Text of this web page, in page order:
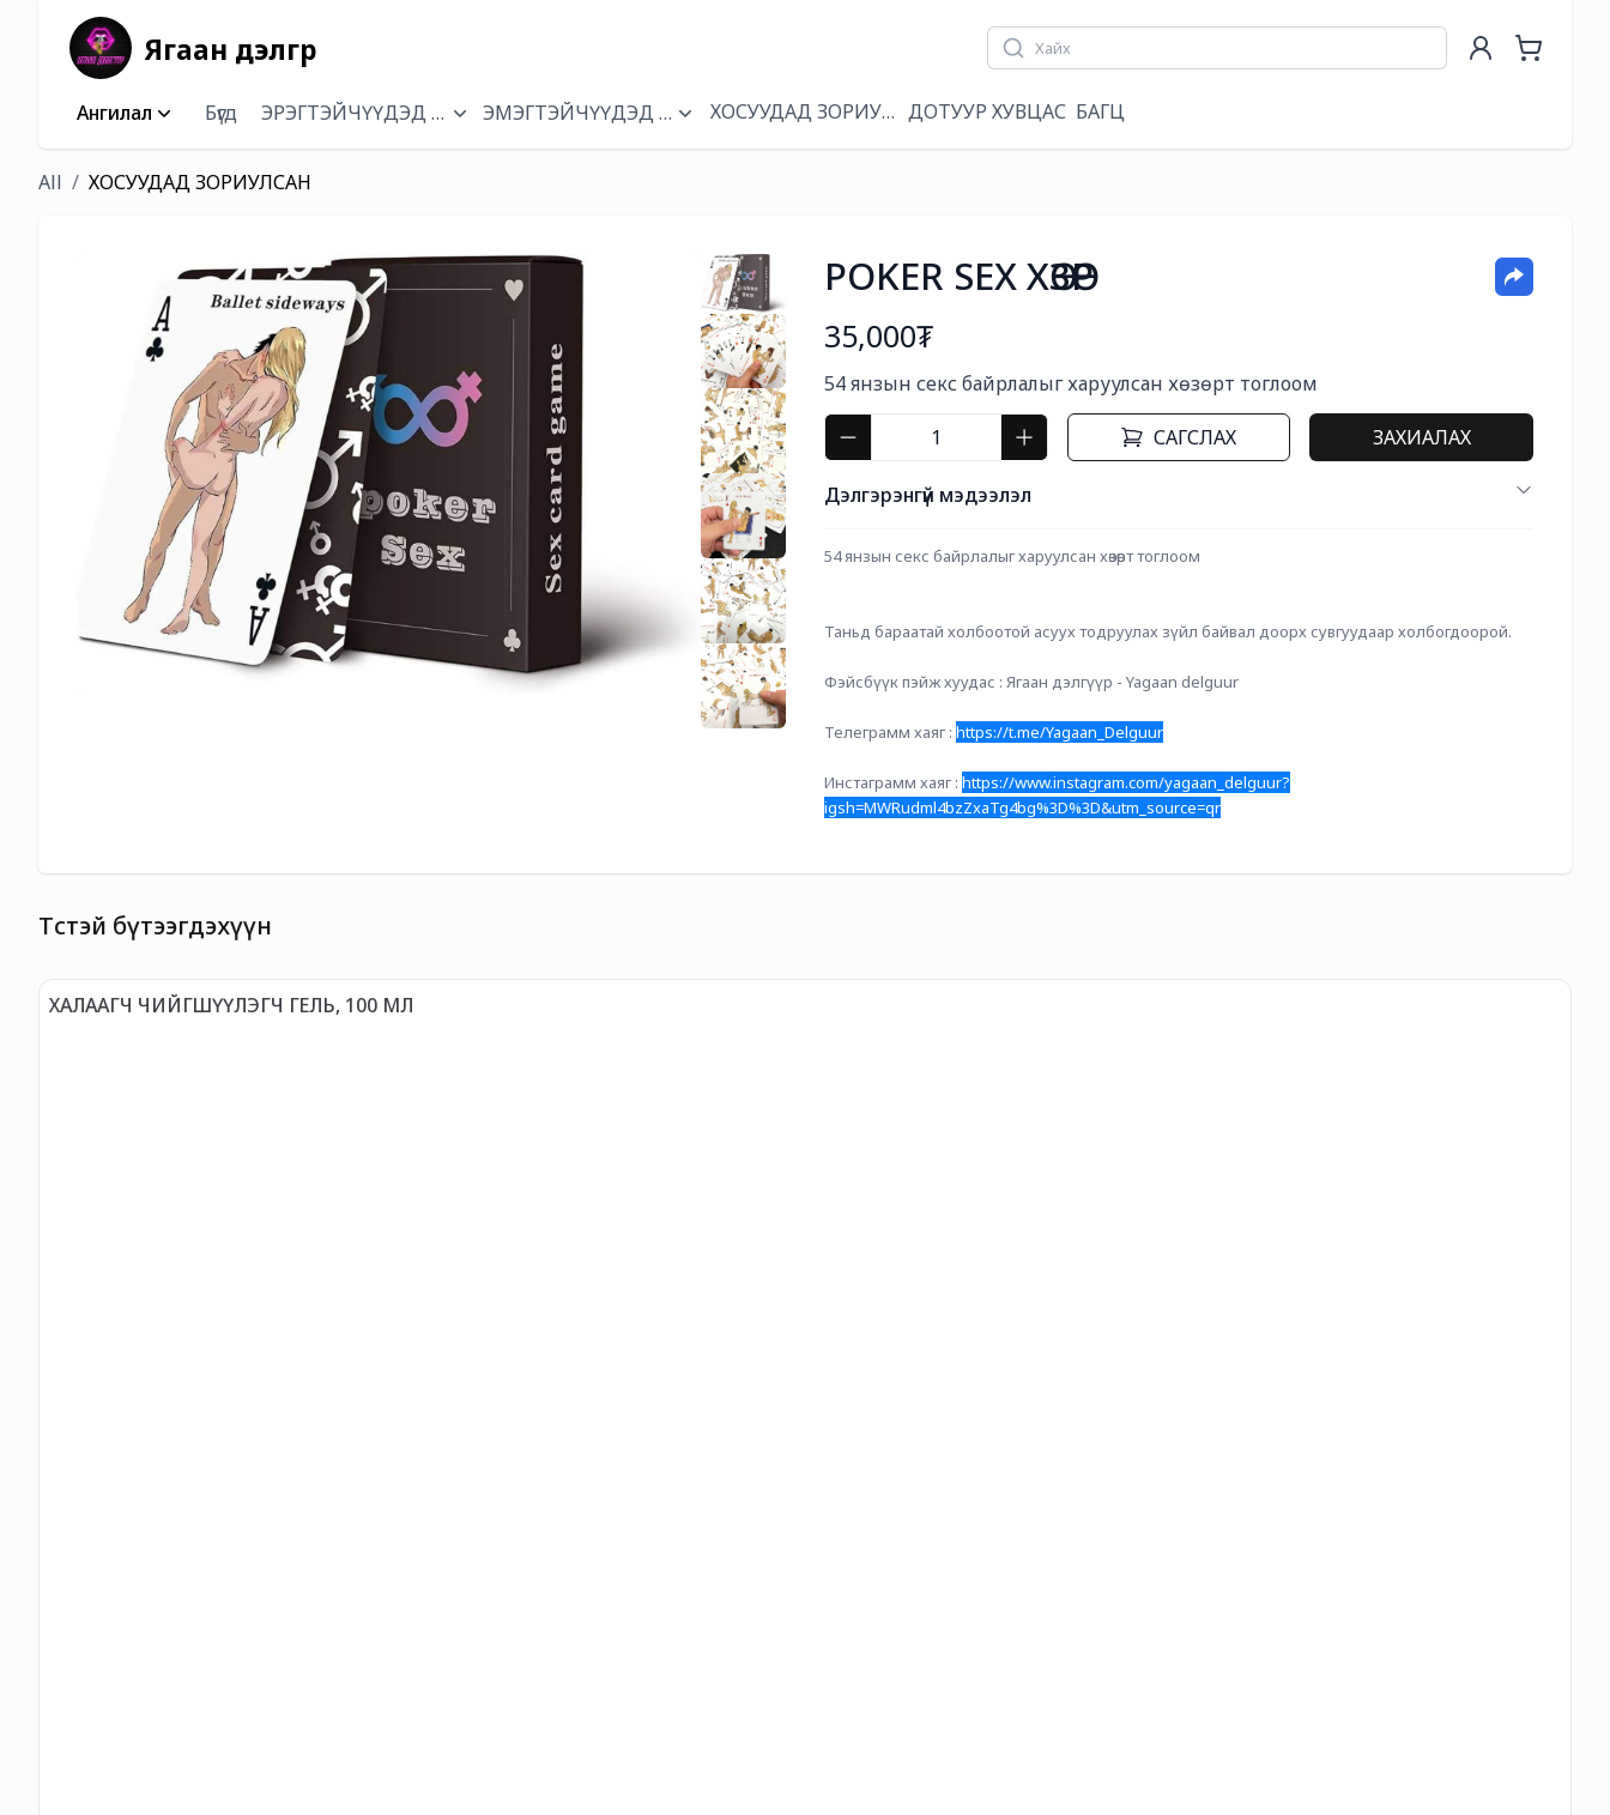
Ягаан дэлгүүр
Ангилал Бүгд ЭРЭГТЭЙЧҮҮДЭД ЗОРИУЛСАНЭМЭГТЭЙЧҮҮДЭД ЗОРИУЛСАНХОСУУДАД ЗОРИУЛСАНДОТУУР ХУВЦАС БАГЦ
All ХОСУУДАД ЗОРИУЛСАН
POKER SEX ХӨЗӨР
35,000₮
54 янзын секс байрлалыг харуулсан хөзөрт тоглоом
САГСЛАХ ЗАХИАЛАХ
Дэлгэрэнгүй мэдээлэл
54 янзын секс байрлалыг харуулсан хөзөрт тоглоом
Таньд бараатай холбоотой асуух тодруулах зүйл байвал доорх сувгуудаар холбогдоорой.
Фэйсбүүк пэйж хуудас : Ягаан дэлгүүр - Yagaan delguur
Телеграмм хаяг : https://t.me/Yagaan_Delguur
Инстаграмм хаяг : https://www.instagram.com/yagaan_delguur?
igsh=MWRudml4bzZxaTg4bg%3D%3D&utm_source=qr
Төстэй бүтээгдэхүүн
ХАЛААГЧ ЧИЙГШҮҮЛЭГЧ ГЕЛЬ, 100 МЛ